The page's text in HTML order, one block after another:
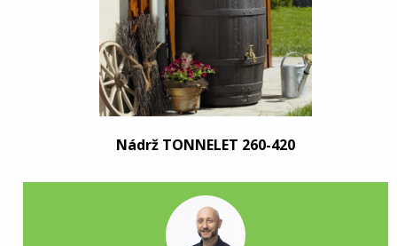
Nádrž TONNELET 260-420